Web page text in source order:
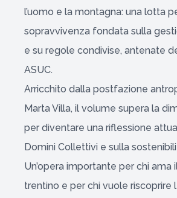
l’uomo e la montagna: una lotta
sopravvivenza fondata sulla
e su regole condivise, antenate
ASUC.
Arricchito dalla postfazione
Marta Villa, il volume supera la
per diventare una riflessione
Domini Collettivi e sulla
Un’opera importante per chi ama
trentino e per chi vuole riscoprire